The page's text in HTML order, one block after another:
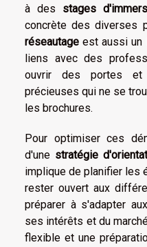
à des stages
concrète des diverses
réseautage est aussi un
liens avec des
ouvrir des portes et
précieuses qui ne se
les brochures.
Pour optimiser ces
d'une stratégie
implique de planifier les
rester ouvert aux
préparer à s'adapter
ses intérêts et du
flexible et une